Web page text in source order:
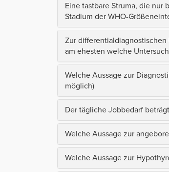
Eine tastbare Struma, die
Stadium der WHO-
Zur
am ehesten welche
Welche Aussage zur
möglich)
Der tägliche Jobbedarf
Welche Aussage zur
Welche Aussage zur